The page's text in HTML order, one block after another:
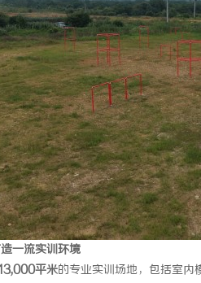
一流实训环境
平米的专业实训场地，包括室内